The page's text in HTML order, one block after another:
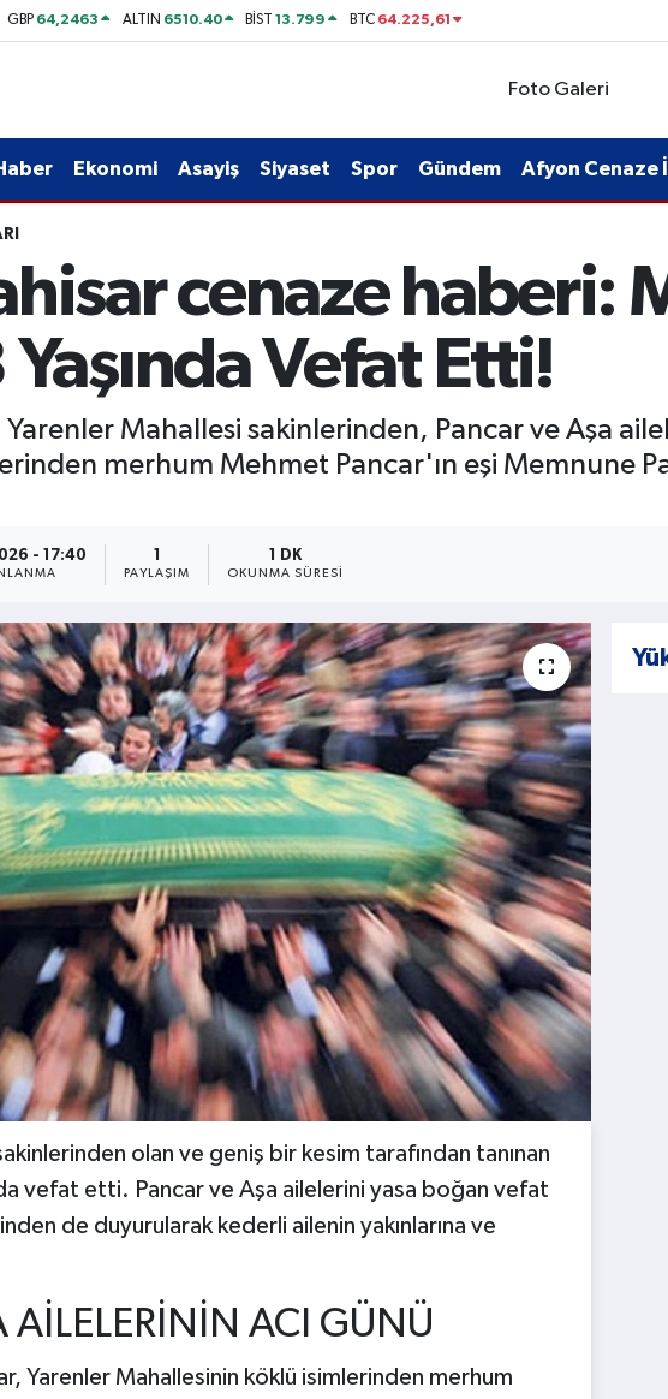
GBP 64,2463 ALTIN 6510.40 BİST13.799 BTC 64.225,61
Foto Galeri
Ekonomi Asayiş Siyaset Spor Gündem Afyon Cenaze
cenaze haberi:
Yaşında Vefat Etti!
Mahallesi sakinlerinden, Pancar ve Aşa
merhum Mehmet Pancar'ın eşi Memnune
- 17:40
PAYLAŞIM
1 DK
OKUNMA SÜRESI
olan ve geniş bir kesim tarafından tanınan
vefat etti. Pancar ve Aşa ailelerini yasa boğan vefat
de duyurularak kederli ailenin yakınlarına ve
AİLELERİNİN ACI GÜNÜ
Yarenler Mahallesinin köklü isimlerinden merhum